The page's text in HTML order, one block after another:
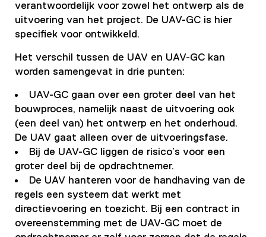
verantwoordelijk voor zowel het ontwerp als de
uitvoering van het project. De UAV-GC is hier
specifiek voor ontwikkeld.
Het verschil tussen de UAV en UAV-GC kan
worden samengevat in drie punten:
UAV-GC gaan over een groter deel van het
bouwproces, namelijk naast de uitvoering ook
(een deel van) het ontwerp en het onderhoud.
De UAV gaat alleen over de uitvoeringsfase.
Bij de UAV-GC liggen de risico’s voor een
groter deel bij de opdrachtnemer.
De UAV hanteren voor de handhaving van de
regels een systeem dat werkt met
directievoering en toezicht. Bij een contract in
overeenstemming met de UAV-GC moet de